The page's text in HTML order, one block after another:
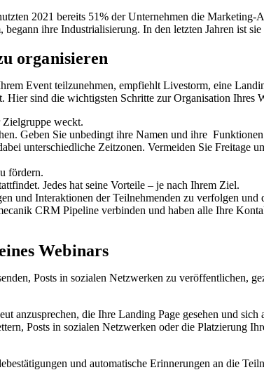
2021 bereits 51% der Unternehmen die Marketing-
ihre Industrialisierung. In den letzten Jahren ist
organisieren
Event teilzunehmen, empfiehlt Livestorm, eine
sind die wichtigsten Schritte zur Organisation Ihres
Zielgruppe weckt.
Geben Sie unbedingt ihre Namen und ihre
unterschiedliche Zeitzonen. Vermeiden Sie Freitage
fördern.
Jedes hat seine Vorteile – je nach Ihrem Ziel.
und Interaktionen der Teilnehmenden zu verfolgen und
CRM Pipeline verbinden und haben alle Ihre
Webinars
Posts in sozialen Netzwerken zu veröffentlichen,
anzusprechen, die Ihre Landing Page gesehen und sich
Posts in sozialen Netzwerken oder die Platzierung
und automatische Erinnerungen an die